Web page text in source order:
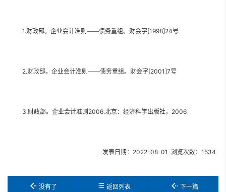
1.财政部。企业会计准则——债务重组。财会字[1998]24号
2.财政部。企业会计准则——债务重组。财会字[2001]7号
3.财政部。企业会计准则2006.北京：经济科学出版社，2006
发表日期：2022-08-01 浏览次数：1534
没有了 返回列表 下一篇